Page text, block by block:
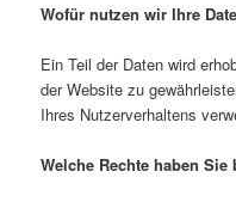
Wofür nutzen wir Ihre
Ein Teil der Daten wird
der Website zu
Ihres Nutzerverhaltens
Welche Rechte haben